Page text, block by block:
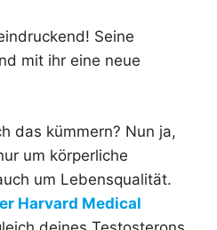
Seine
mit ihr eine neue
das kümmern? Nun ja,
um körperliche
um Lebensqualität.
Harvard Medical